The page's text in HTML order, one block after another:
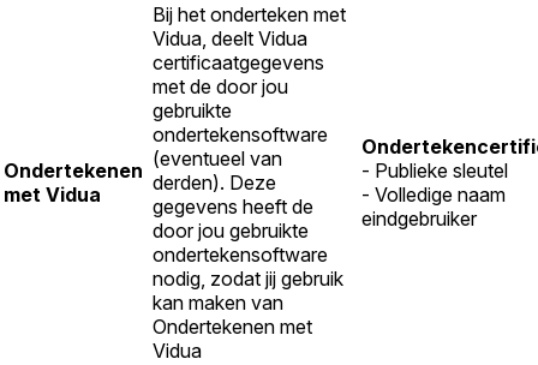
Ondertekenen
met Vidua
Bij het onderteken met
Vidua, deelt Vidua
certificaatgegevens
met de door jou
gebruikte
ondertekensoftware
(eventueel van
derden). Deze
gegevens heeft de
door jou gebruikte
ondertekensoftware
nodig, zodat jij gebruik
kan maken van
Ondertekenen met
Vidua
- Publieke sleutel
- Volledige naam
eindgebruiker